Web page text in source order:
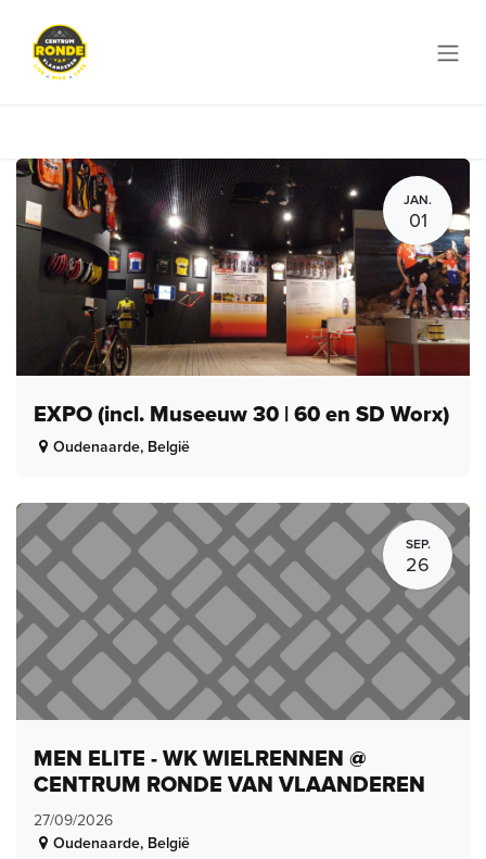
JAN.
01
EXPO (incl. Museeuw 30 | 60 en SD Worx)
Oudenaarde, België
SEP.
26
MEN ELITE - WK WIELRENNEN @
CENTRUM RONDE VAN VLAANDEREN
27/09/2026
Oudenaarde, België